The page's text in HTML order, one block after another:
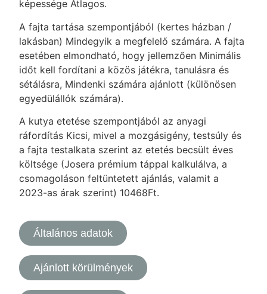
képessége Átlagos.
A fajta tartása szempontjából (kertes házban /
lakásban) Mindegyik a megfelelő számára. A fajta
esetében elmondható, hogy jellemzően Minimális
időt kell fordítani a közös játékra, tanulásra és
sétálásra, Mindenki számára ajánlott (különösen
egyedülállók számára).
A kutya etetése szempontjából az anyagi
ráfordítás Kicsi, mivel a mozgásigény, testsúly és
a fajta testalkata szerint az etetés becsült éves
költsége (Josera prémium táppal kalkulálva, a
csomagoláson feltüntetett ajánlás, valamit a
2023-as árak szerint) 10468Ft.
Általános adatok
Ajánlott körülmények